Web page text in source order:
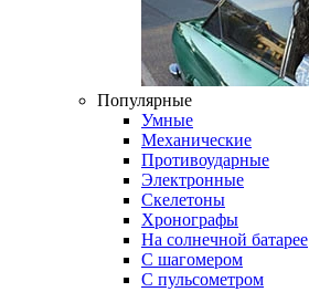
Популярные
Умные
Механические
Противоударные
Электронные
Скелетоны
Хронографы
На солнечной батарее
С шагомером
С пульсометром